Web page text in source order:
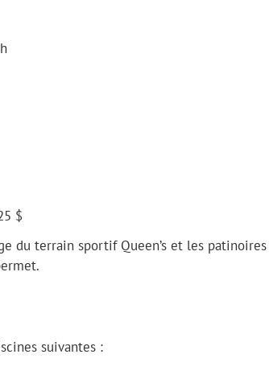
$
du terrain sportif Queen’s et les patinoires
suivantes :